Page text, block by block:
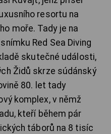
resortu na
moře. Tady je na
Red Sea Diving
skutečné události,
Židů skrze súdánský
80. let tady
komplex, v němž
kteří během pár
táborů na 8 tisíc